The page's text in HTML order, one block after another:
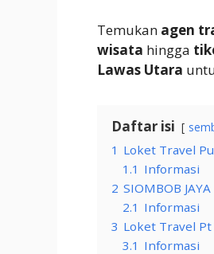
Temukan agen
wisata hingga
Lawas Utara
Daftar isi
1 Loket Travel
1.1 Informasi
2 SIOMBOB JAYA
2.1 Informasi
3 Loket Travel Pt
3.1 Informasi